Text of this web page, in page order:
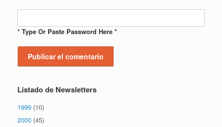
* Type Or Paste Password Here *
Listado de Newsletters
1999 (10)
2000 (45)